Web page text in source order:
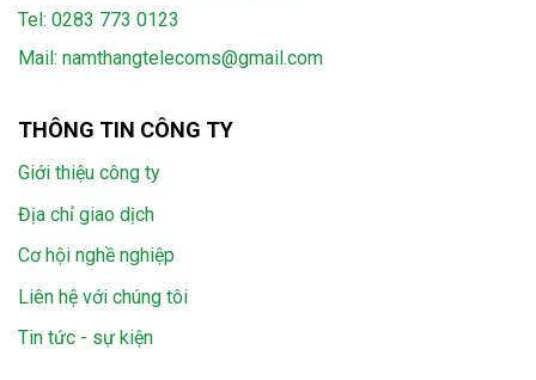
Tel: 0283 773 0123
Mail: namthangtelecoms@gmail.com
THÔNG TIN CÔNG TY
Giới thiệu công ty
Địa chỉ giao dịch
Cơ hội nghề nghiệp
Liên hệ với chúng tôi
Tin tức - sự kiện